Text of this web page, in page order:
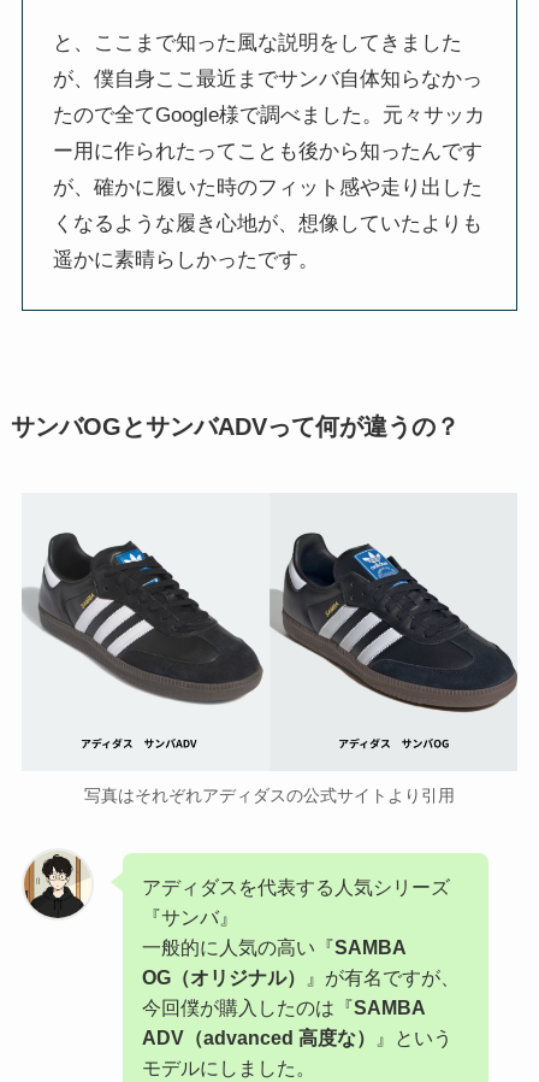
と、ここまで知った風な説明をしてきました
が、僕自身ここ最近までサンバ自体知らなかっ
たので全てGoogle様で調べました。元々サッカ
ー用に作られたってことも後から知ったんです
が、確かに履いた時のフィット感や走り出した
くなるような履き心地が、想像していたよりも
遥かに素晴らしかったです。
サンバOGとサンバADVって何が違うの？
写真はそれぞれアディダスの公式サイトより引用
アディダスを代表する人気シリーズ
『サンバ』
一般的に人気の高い『SAMBA
OG（オリジナル）
』が有名ですが、
今回僕が購入したのは『SAMBA
ADV（advanced 高度な）
』という
モデルにしました。